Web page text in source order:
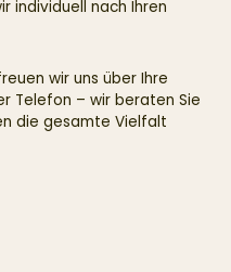
individuell nach Ihren
wir uns über Ihre
Telefon – wir beraten Sie
die gesamte Vielfalt